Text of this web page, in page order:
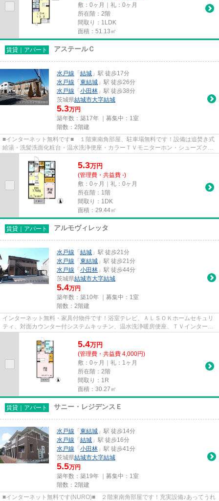
敷：0ヶ月｜礼：0ヶ月
所在階：2階
間取り：1LDK
面積：51.13㎡
賃貸｜アパート アステールＣ
水戸線 「 結城 」駅 徒歩17分
水戸線 「 東結城 」駅 徒歩26分
水戸線 「 小田林 」駅 徒歩38分
茨城県結城市大字結城
5.3万円
築年数：築17年 ｜募集中： 1室
階数：2階建
■インターネット無料です■ １階東南角部屋、駐車場無料です！設備は追焚き式
給湯・洗髪洗面化粧台・温水洗浄便座・カラーＴＶモニターホン・シューズクロ
ークなど充実しております。1...
5.3万円
(管理費・共益費 -)
敷：0ヶ月｜礼：0ヶ月
所在階：1階
間取り：1DK
面積：29.44㎡
賃貸｜アパート アルモヴィレッタ
水戸線 「 結城 」駅 徒歩21分
水戸線 「 東結城 」駅 徒歩21分
水戸線 「 小田林 」駅 徒歩44分
茨城県結城市大字結城
5.4万円
築年数：築10年 ｜募集中： 1室
階数：2階建
インターネット無料・家具付物件です！浴室テレビ、ＡＬＳＯＫホームセキュリ
ティ、対面カウンター付システムキッチン、温水洗浄暖房便座、ＴＶインターホ
5.4万円
(管理費・共益費 4,000円)
敷：0ヶ月｜礼：1ヶ月
所在階：2階
間取り：1R
面積：30.27㎡
賃貸｜アパート サニー・レジデンスＥ
水戸線 「 東結城 」駅 徒歩14分
水戸線 「 結城 」駅 徒歩16分
水戸線 「 小田林 」駅 徒歩41分
茨城県結城市大字結城
5.5万円
築年数：築19年 ｜募集中： 1室
階数：2階建
■インターネット無料です(NURO)■ ２階東南角部屋です！充実設備♪あってうれ